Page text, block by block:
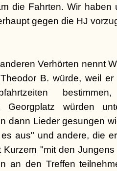
die Fahrten. Wir
gegen die HJ
Verhörten nennt
B. würde, weil
Georgplatz würden
dann Lieder gesungen
aus" und andere, die
Kurzem "mit den
an den Treffen